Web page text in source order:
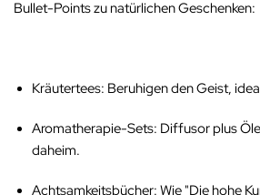
Bullet-Points zu natürlichen Geschenken:
Kräutertees: Beruhigen den Geist,
Aromatherapie-Sets: Diffusor plus
daheim.
Achtsamkeitsbücher: Wie "Die hohe